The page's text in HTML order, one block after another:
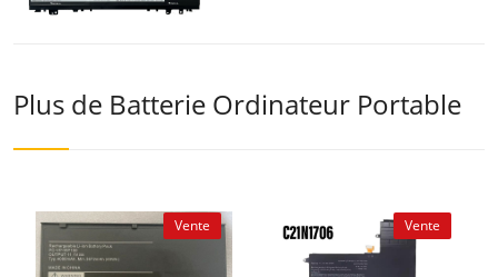
Plus de Batterie Ordinateur Portable
Vente Vente